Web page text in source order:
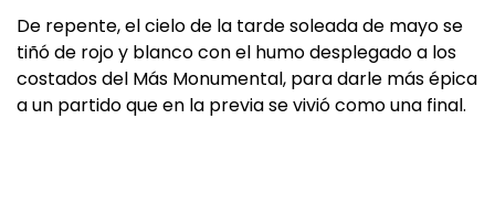
De repente, el cielo de la tarde soleada de mayo se
tiñó de rojo y blanco con el humo desplegado a los
costados del Más Monumental, para darle más épica
a un partido que en la previa se vivió como una final.